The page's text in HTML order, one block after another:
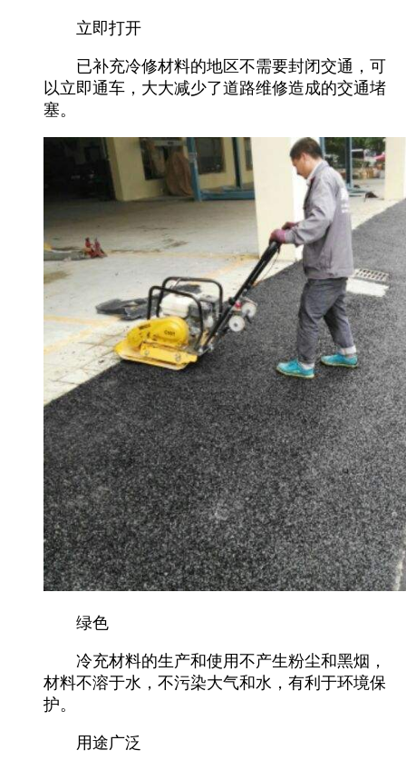
立即打开
已补充冷修材料的地区不需要封闭交通，可
以立即通车，大大减少了道路维修造成的交通堵
塞。
绿色
冷充材料的生产和使用不产生粉尘和黑烟，
材料不溶于水，不污染大气和水，有利于环境保
护。
用途广泛